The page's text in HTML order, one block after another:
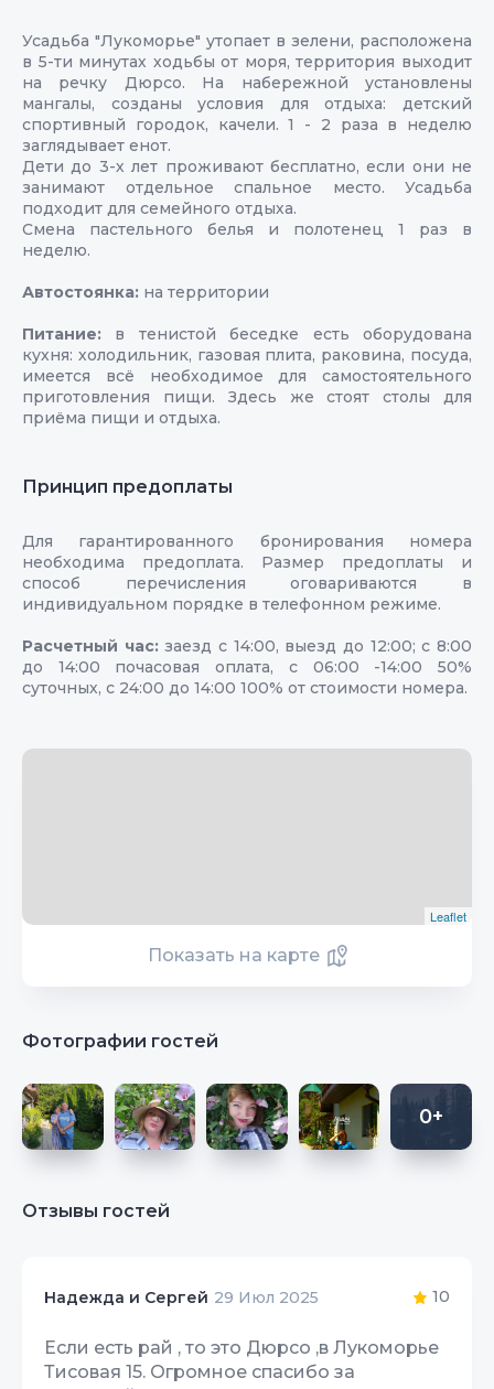
Усадьба "Лукоморье" утопает в зелени, расположена
в 5-ти минутах ходьбы от моря, территория выходит
на речку Дюрсо. На набережной установлены
мангалы, созданы условия для отдыха: детский
спортивный городок, качели. 1 - 2 раза в неделю
заглядывает енот.
Дети до 3-х лет проживают бесплатно, если они не
занимают отдельное спальное место. Усадьба
подходит для семейного отдыха.
Смена пастельного белья и полотенец 1 раз в
неделю.
Автостоянка: на территории
Питание: в тенистой беседке есть оборудована
кухня: холодильник, газовая плита, раковина, посуда,
имеется всё необходимое для самостоятельного
приготовления пищи. Здесь же стоят столы для
приёма пищи и отдыха.
Принцип предоплаты
Для гарантированного бронирования номера
необходима предоплата. Размер предоплаты и
способ перечисления оговариваются в
индивидуальном порядке в телефонном режиме.
Расчетный час:заезд с 14:00, выезд до 12:00; с 8:00
до 14:00 почасовая оплата, с 06:00 -14:00 50%
суточных, с 24:00 до 14:00 100% от стоимости номера.
Leaflet
Показать на карте
Фотографии гостей
0+
Отзывы гостей
Надежда и Сергей 29 Июл 2025 10
Если есть рай , то это Дюрсо ,в Лукоморье
Тисовая 15. Огромное спасибо за